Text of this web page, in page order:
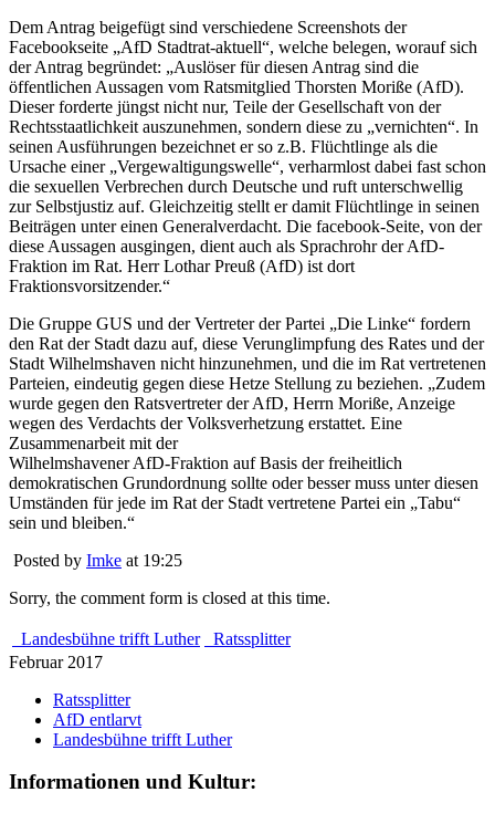
Dem Antrag beigefügt sind verschiedene Screenshots der
Facebookseite „AfD Stadtrat-aktuell“, welche belegen, worauf sich
der Antrag begründet: „Auslöser für diesen Antrag sind die
öffentlichen Aussagen vom Ratsmitglied Thorsten Moriße (AfD).
Dieser forderte jüngst nicht nur, Teile der Gesellschaft von der
Rechtsstaatlichkeit auszunehmen, sondern diese zu „vernichten“. In
seinen Ausführungen bezeichnet er so z.B. Flüchtlinge als die
Ursache einer „Vergewaltigungswelle“, verharmlost dabei fast schon
die sexuellen Verbrechen durch Deutsche und ruft unterschwellig
zur Selbstjustiz auf. Gleichzeitig stellt er damit Flüchtlinge in seinen
Beiträgen unter einen Generalverdacht. Die facebook-Seite, von der
diese Aussagen ausgingen, dient auch als Sprachrohr der AfD-
Fraktion im Rat. Herr Lothar Preuß (AfD) ist dort
Fraktionsvorsitzender.“
Die Gruppe GUS und der Vertreter der Partei „Die Linke“ fordern
den Rat der Stadt dazu auf, diese Verunglimpfung des Rates und der
Stadt Wilhelmshaven nicht hinzunehmen, und die im Rat vertretenen
Parteien, eindeutig gegen diese Hetze Stellung zu beziehen. „Zudem
wurde gegen den Ratsvertreter der AfD, Herrn Moriße, Anzeige
wegen des Verdachts der Volksverhetzung erstattet. Eine
Zusammenarbeit mit der
Wilhelmshavener AfD-Fraktion auf Basis der freiheitlich
demokratischen Grundordnung sollte oder besser muss unter diesen
Umständen für jede im Rat der Stadt vertretene Partei ein „Tabu“
sein und bleiben.“
Posted by Imke at 19:25
Sorry, the comment form is closed at this time.
Landesbühne trifft Luther
Ratssplitter
Februar 2017
Ratssplitter
AfD entlarvt
Landesbühne trifft Luther
Informationen und Kultur: